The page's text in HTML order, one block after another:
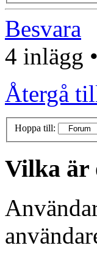
Besvara
4 inlägg
Återgå
Hoppa till:
Vilka är